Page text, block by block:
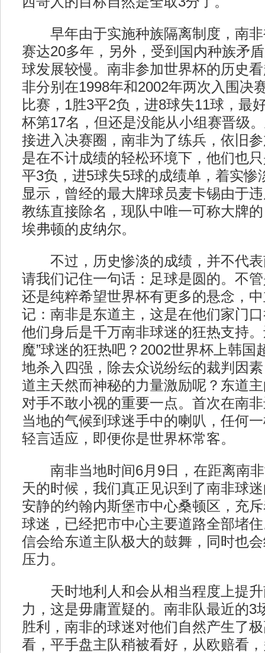
早年由于实施种族隔离制度，南非
赛达20多年，另外，受到国内种族矛
球发展较慢。南非参加世界杯的历史
非分别在1998年和2002年两次入围决
比赛，1胜3平2负，进8球失11球，最
杯第17名，但还是没能从小组赛晋级
接进入决赛圈，南非为了练兵，依旧
是在不计成绩的轻松环境下，他们也
平3负，进5球失5球的成绩单，着实惨
显示，曾经的最大牌球员麦卡锡由于
教练直接除名，现队中唯一可称大牌
埃弗顿的皮纳尔。
不过，历史惨淡的成绩，并不代表
请我们记住一句话：足球是圆的。不管
还是纯粹希望世界杯有更多的悬念，
记：南非是东道主，这是在他们家门
他们身后是千万南非球迷的狂热支持
魔”球迷的狂热吧？2002世界杯上韩国
地杀入四强，除去众说纷纭的裁判因
道主天然而神秘的力量激励呢？东道
对手不敢小视的重要一点。首次在南
当地的气候到球迷手中的喇叭，任何
轻言适应，即便你是世界杯常客。
南非当地时间6月9日，在距离南非
天的时候，我们真正见识到了南非球
安静的约翰内斯堡市中心桑顿区，充
球迷，已经把市中心主要道路全部堵
信会给东道主队极大的鼓舞，同时也
压力。
天时地利人和会从相当程度上提升
力，这是毋庸置疑的。南非队最近的3
胜利，南非的球迷对他们自然产生了
看，平手盘主队稍被看好，从欧赔看